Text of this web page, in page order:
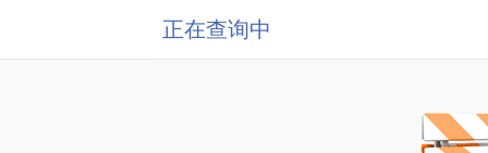
正在查询中